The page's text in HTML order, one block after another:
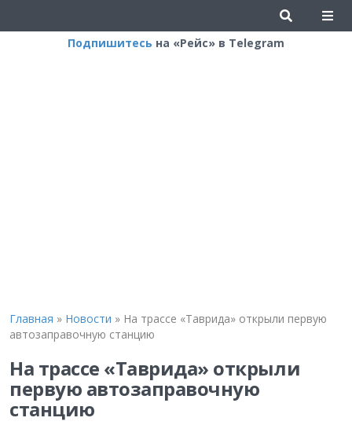
Подпишитесь на «Рейс» в Telegram
Главная » Новости » На трассе «Таврида» открыли первую
автозаправочную станцию
На трассе «Таврида» открыли
первую автозаправочную
станцию